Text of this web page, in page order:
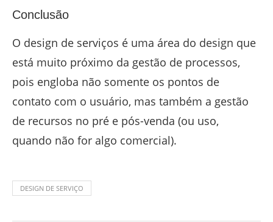
Conclusão
O design de serviços é uma área do design que
está muito próximo da gestão de processos,
pois engloba não somente os pontos de
contato com o usuário, mas também a gestão
de recursos no pré e pós-venda (ou uso,
quando não for algo comercial).
DESIGN DE SERVIÇO